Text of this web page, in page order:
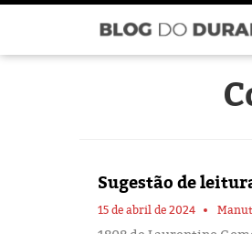
Sugestão de
15 de abril de 2024